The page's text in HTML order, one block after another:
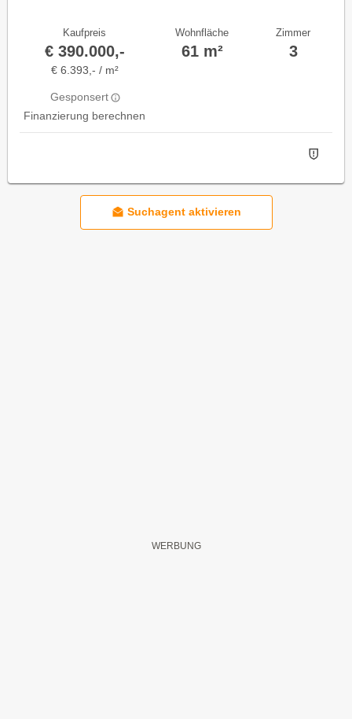
Kaufpreis
€ 390.000,-
€ 6.393,- / m²
Gesponsert
Finanzierung berechnen
Wohnfläche
61 m²
Zimmer
3
Suchagent aktivieren